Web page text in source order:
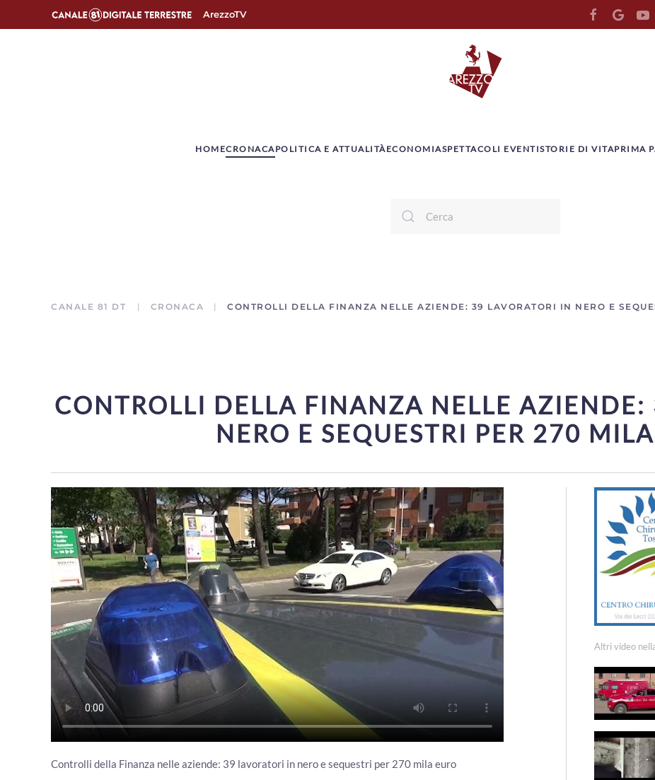
ArezzoTV
­HOMECRONACAPOLITICA E ATTUALITÀECONOMIASPETTACOLI EVENTISTORIE DI VITAPRIMA
CANALE 81 DT CRONACA CONTROLLI DELLA FINANZA NELLE AZIENDE: 39 LAVORATORI IN NERO E
CONTROLLI DELLA FINANZA NELLE AZIENDE:
NERO E SEQUESTRI PER 270
Controlli della Finanza nelle aziende: 39 lavoratori in nero e sequestri per 270 mila euro
Altri video